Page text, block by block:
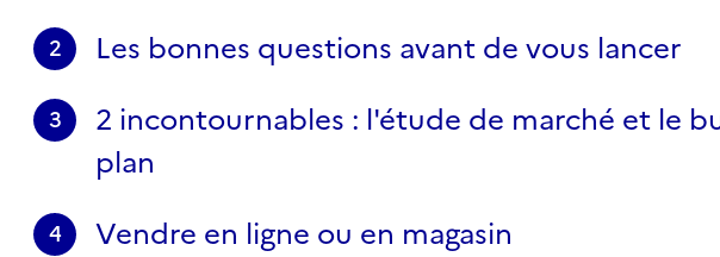
2 Les bonnes questions avant de vous lancer
3
2 incontournables : l'étude de marché et le
plan
4 Vendre en ligne ou en magasin